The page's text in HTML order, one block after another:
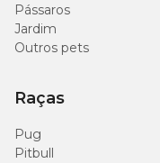
Pássaros
Jardim
Outros pets
Raças
Pug
Pitbull